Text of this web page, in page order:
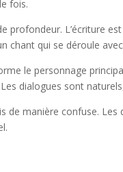
fois.
profondeur. L’écriture
chant qui se déroule
le personnage
dialogues sont
de manière confuse.